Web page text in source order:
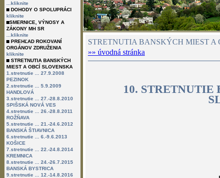
...kliknite
DOHODY O SPOLUPRÁCI
kliknite
SMERNICE, VÝNOSY A
ZÁKONY MH SR
...kliknite
PREHĽAD ROKOVANÍ
ORGÁNOV ZDRUŽENIA
kliknite
STRETNUTIA BANSKÝCH
MIEST A OBCÍ SLOVENSKA
1.stretnutie ... 27.9.2008
PEZINOK
2.stretnutie ... 5.9.2009
HANDLOVÁ
3.stretnutie ... 27.-28.8.2010
SPIŠSKÁ NOVÁ VES
4.stretnutie ... 26.-28.8.2011
ROŽŇAVA
5.stretnutie ... 21.-24.6.2012
BANSKÁ ŠTIAVNICA
6.stretnutie ... 6.-9.6.2013
KOŠICE
7.stretnutie ... 22.-24.8.2014
KREMNICA
8.stretnutie ... 24.-26.7.2015
BANSKÁ BYSTRICA
9.stretnutie ... 12.-14.8.2016
STRETNUTIA BANSKÝCH MIEST
»» úvodná stránka
10. STRETNUTIE